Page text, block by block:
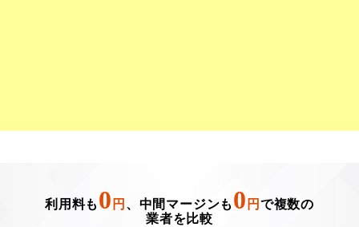
利用料も 0 円 、中間マージンも 0 円 で複数の
業者を比較